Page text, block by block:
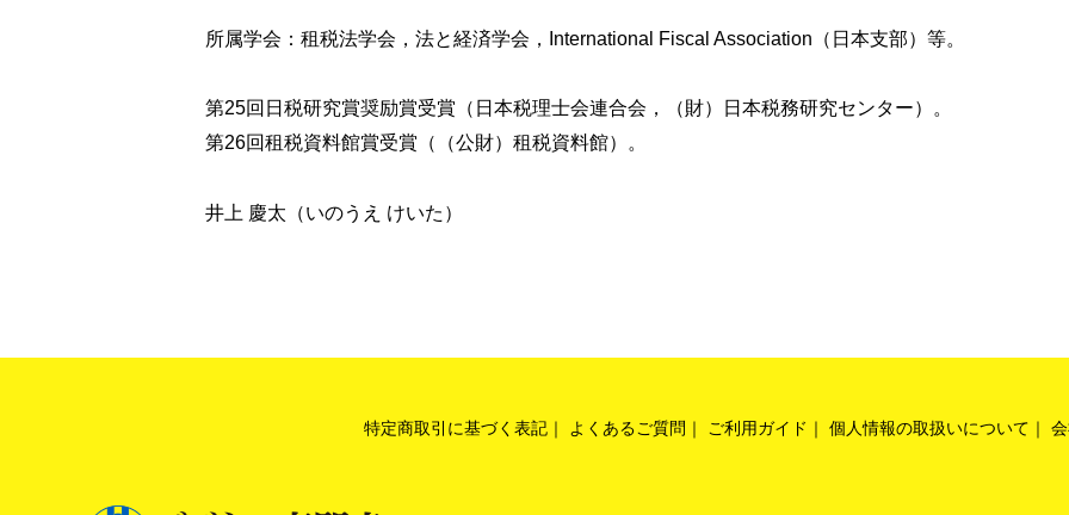
所属学会：租税法学会，法と経済学会，International Fiscal Association（日本支部）等。
第25回日税研究賞奨励賞受賞（日本税理士会連合会，（財）日本税務研究センター）。
第26回租税資料館賞受賞（（公財）租税資料館）。
井上 慶太（いのうえ けいた）
特定商取引に基づく表記 よくあるご質問 ご利用ガイド 個人情報の取扱いについて